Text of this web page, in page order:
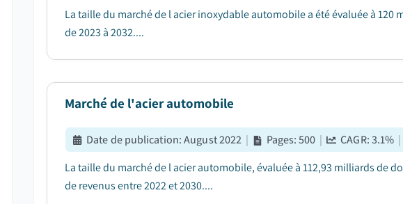
La taille du marché de l acier inoxydable automobile a été évaluée à 120
de 2023 à 2032....
Marché de l'acier automobile
Date de publication:August 2022 | Pages:500 | CAGR:3.1% |
La taille du marché de l acier automobile, évaluée à 112,93 milliards de
de revenus entre 2022 et 2030....